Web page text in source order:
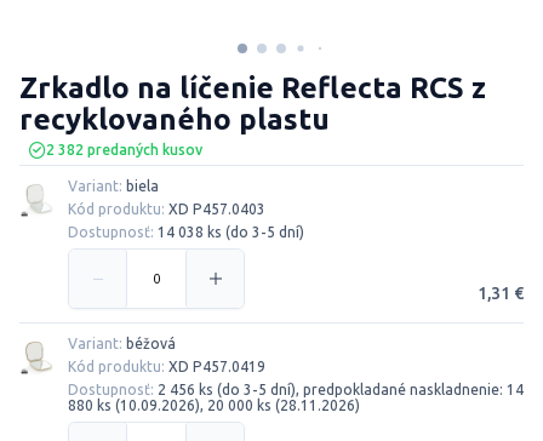
2 382 predaných kusov
Zrkadlo na líčenie Reflecta RCS z
recyklovaného plastu
Variant: biela
Kód produktu: XD P457.0403
Dostupnosť: 14 038 ks (do 3-5 dní)
1,31 €
Variant: béžová
Kód produktu: XD P457.0419
Dostupnosť: 2 456 ks (do 3-5 dní), predpokladané naskladnenie: 14
880 ks (10.09.2026), 20 000 ks (28.11.2026)